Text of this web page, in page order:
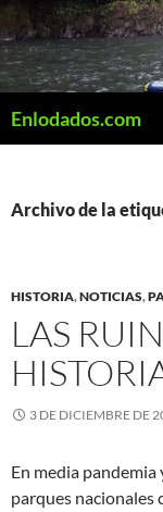
Saltar
al
contenido
Enlodados.com
Archivo de la
HISTORIA,NOTICIAS,
LAS
3 DE DICIEMBRE DE
En media
parques nacionales